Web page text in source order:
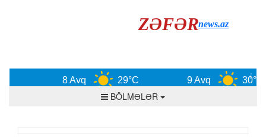
ZƏFƏRnews.az
8 Avq 29°C 9 Avq 30°C
BÖLMƏLƏR